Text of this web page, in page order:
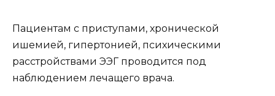
Пациентам с приступами, хронической
ишемией, гипертонией, психическими
расстройствами ЭЭГ проводится под
наблюдением лечащего врача.